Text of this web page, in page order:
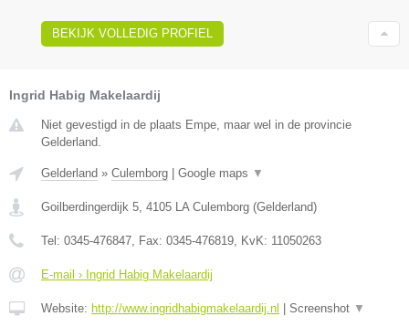
BEKIJK VOLLEDIG PROFIEL
Ingrid Habig Makelaardij
Niet gevestigd in de plaats Empe, maar wel in de provincie
Gelderland.
Gelderland » Culemborg Google maps ▼
Goilberdingerdijk 5, 4105 LA Culemborg (Gelderland)
Tel: 0345-476847, Fax: 0345-476819, KvK: 11050263
E-mail › Ingrid Habig Makelaardij
Website: http://www.ingridhabigmakelaardij.nl Screenshot ▼